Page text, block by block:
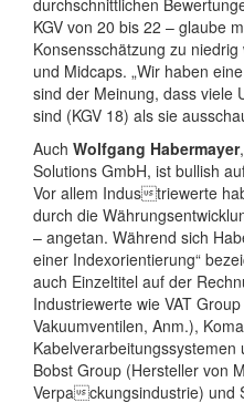
durchschnittlichen
KGV von 20 bis 22 – glaube
Konsensschätzung zu
und Midcaps. „Wir haben
sind der Meinung, dass viele
sind (KGV 18) als sie
Auch Wolfgang Habermayer
Solutions GmbH, ist bullish
Vor allem Industriewerte
durch die
– angetan. Während sich
einer Indexorientierung“
auch Einzeltitel auf der
Industriewerte wie VAT
Vakuumventilen, Anm.),
Bobst Group (Hersteller von
Verpackungsindustrie) und